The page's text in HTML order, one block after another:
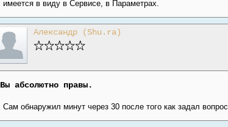
имеется в виду в Сервисе, в Параметрах.
Александр (Shu.ra)
Вы абсолютно правы.
Сам обнаружил минут через 30 после того как задал вопрос.